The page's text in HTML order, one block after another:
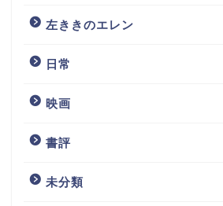
左ききのエレン
日常
映画
書評
未分類